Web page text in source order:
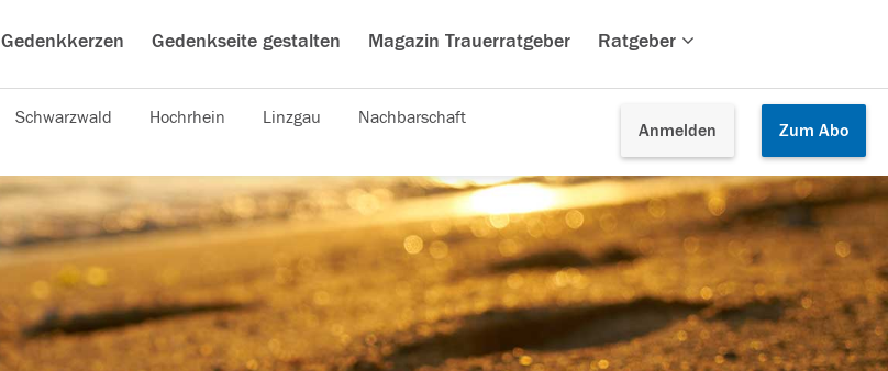
Gedenkkerzen Gedenkseite gestalten Magazin Trauerratgeber Ratgeber
Anmelden Zum Abo
Schwarzwald Hochrhein Linzgau Nachbarschaft